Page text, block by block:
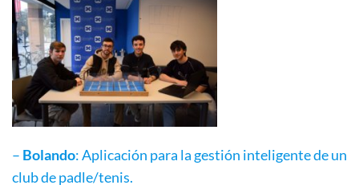
– Bolando: Aplicación para la gestión inteligente de un
club de padle/tenis.